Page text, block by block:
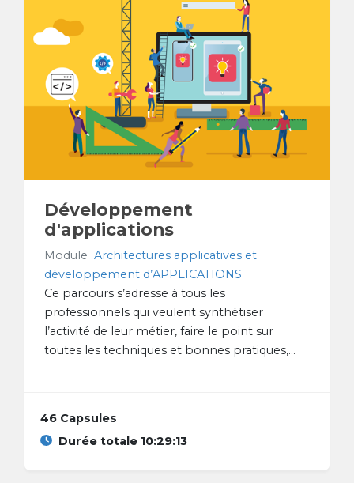
Développement
d'applications
Module Architectures applicatives et
développement d’APPLICATIONS
Ce parcours s’adresse à tous les
professionnels qui veulent synthétiser
l’activité de leur métier, faire le point sur
toutes les techniques et bonnes pratiques,...
46 Capsules
Durée totale 10:29:13